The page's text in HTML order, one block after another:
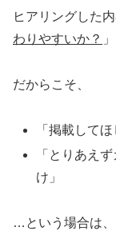
ヒアリングした
わりやすいか？
だからこそ、
「掲載して
「とりあえ
け」
…という場合は、